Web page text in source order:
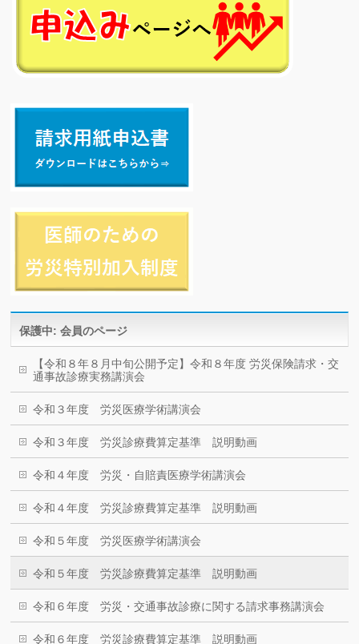
保護中: 会員のページ
【令和８年８月中旬公開予定】令和８年度 労災保険請求・交
通事故診療実務講演会
令和３年度 労災医療学術講演会
令和３年度 労災診療費算定基準 説明動画
令和４年度 労災・自賠責医療学術講演会
令和４年度 労災診療費算定基準 説明動画
令和５年度 労災医療学術講演会
令和５年度 労災診療費算定基準 説明動画
令和６年度 労災・交通事故診療に関する請求事務講演会
令和６年度 労災診療費算定基準 説明動画